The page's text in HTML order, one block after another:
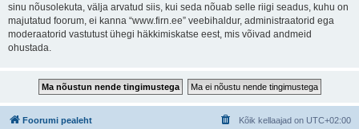
sinu nõusolekuta, välja arvatud siis, kui seda nõuab selle riigi seadus, kuhu on
majutatud foorum, ei kanna “www.firn.ee” veebihaldur, administraatorid ega
moderaatorid vastutust ühegi häkkimiskatse eest, mis võivad andmeid
ohustada.
Foorumi pealeht Kõik kellaajad on UTC+02:00